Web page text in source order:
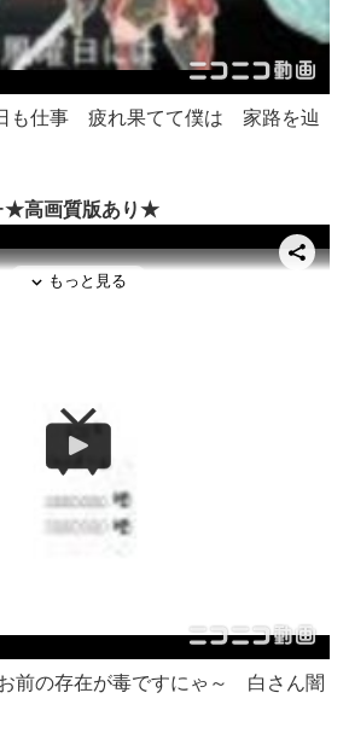
も仕事 疲れ果てて僕は 家路を辿
★高画質版あり★
前の存在が毒ですにゃ～ 白さん闇